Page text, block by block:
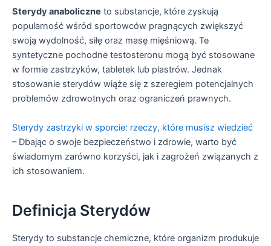
Sterydy anaboliczne to substancje, które zyskują
popularność wśród sportowców pragnących zwiększyć
swoją wydolność, siłę oraz masę mięśniową. Te
syntetyczne pochodne testosteronu mogą być stosowane
w formie zastrzyków, tabletek lub plastrów. Jednak
stosowanie sterydów wiąże się z szeregiem potencjalnych
problemów zdrowotnych oraz ograniczeń prawnych.
Sterydy zastrzyki w sporcie: rzeczy, które musisz wiedzieć
– Dbając o swoje bezpieczeństwo i zdrowie, warto być
świadomym zarówno korzyści, jak i zagrożeń związanych z
ich stosowaniem.
Definicja Sterydów
Sterydy to substancje chemiczne, które organizm produkuje